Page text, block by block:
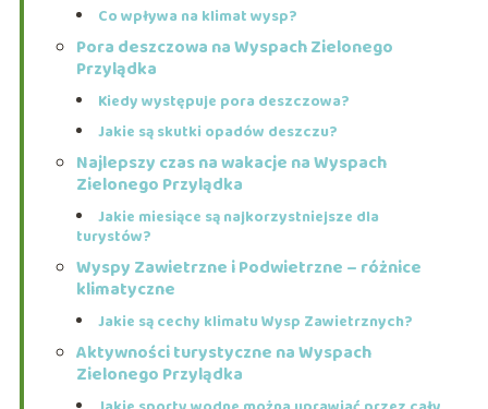
Co wpływa na klimat wysp?
Pora deszczowa na Wyspach Zielonego
Przylądka
Kiedy występuje pora deszczowa?
Jakie są skutki opadów deszczu?
Najlepszy czas na wakacje na Wyspach
Zielonego Przylądka
Jakie miesiące są najkorzystniejsze dla
turystów?
Wyspy Zawietrzne i Podwietrzne – różnice
klimatyczne
Jakie są cechy klimatu Wysp Zawietrznych?
Aktywności turystyczne na Wyspach
Zielonego Przylądka